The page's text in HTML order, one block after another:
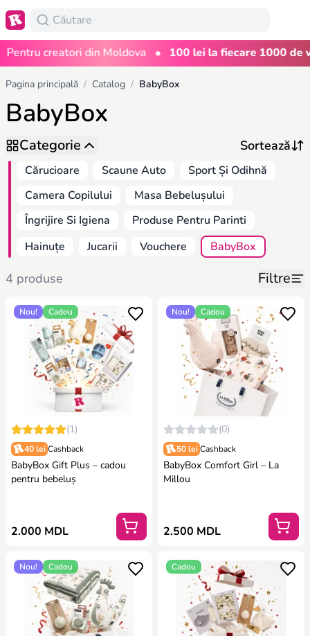
creatori din Moldova • 100 lei la fiecare 1000 de
Pagina principală / Catalog / BabyBox
BabyBox
Categorie
Cărucioare Scaune Auto
Sport Și Odihnă
Camera Copilului
Masa Bebelușului
Îngrijire Si Igiena
Produse Pentru Parinti
Hainuțe
Jucarii Vouchere BabyBox
4 produse Filtre
Nou! Cadou
(1)
40 lei Cashback
BabyBox Gift Plus – cadou
pentru bebeluș
2.000 MDL
Nou! Cadou
(0)
50 lei Cashback
BabyBox Comfort Girl – La
Millou
2.500 MDL
Nou! Cadou Cadou